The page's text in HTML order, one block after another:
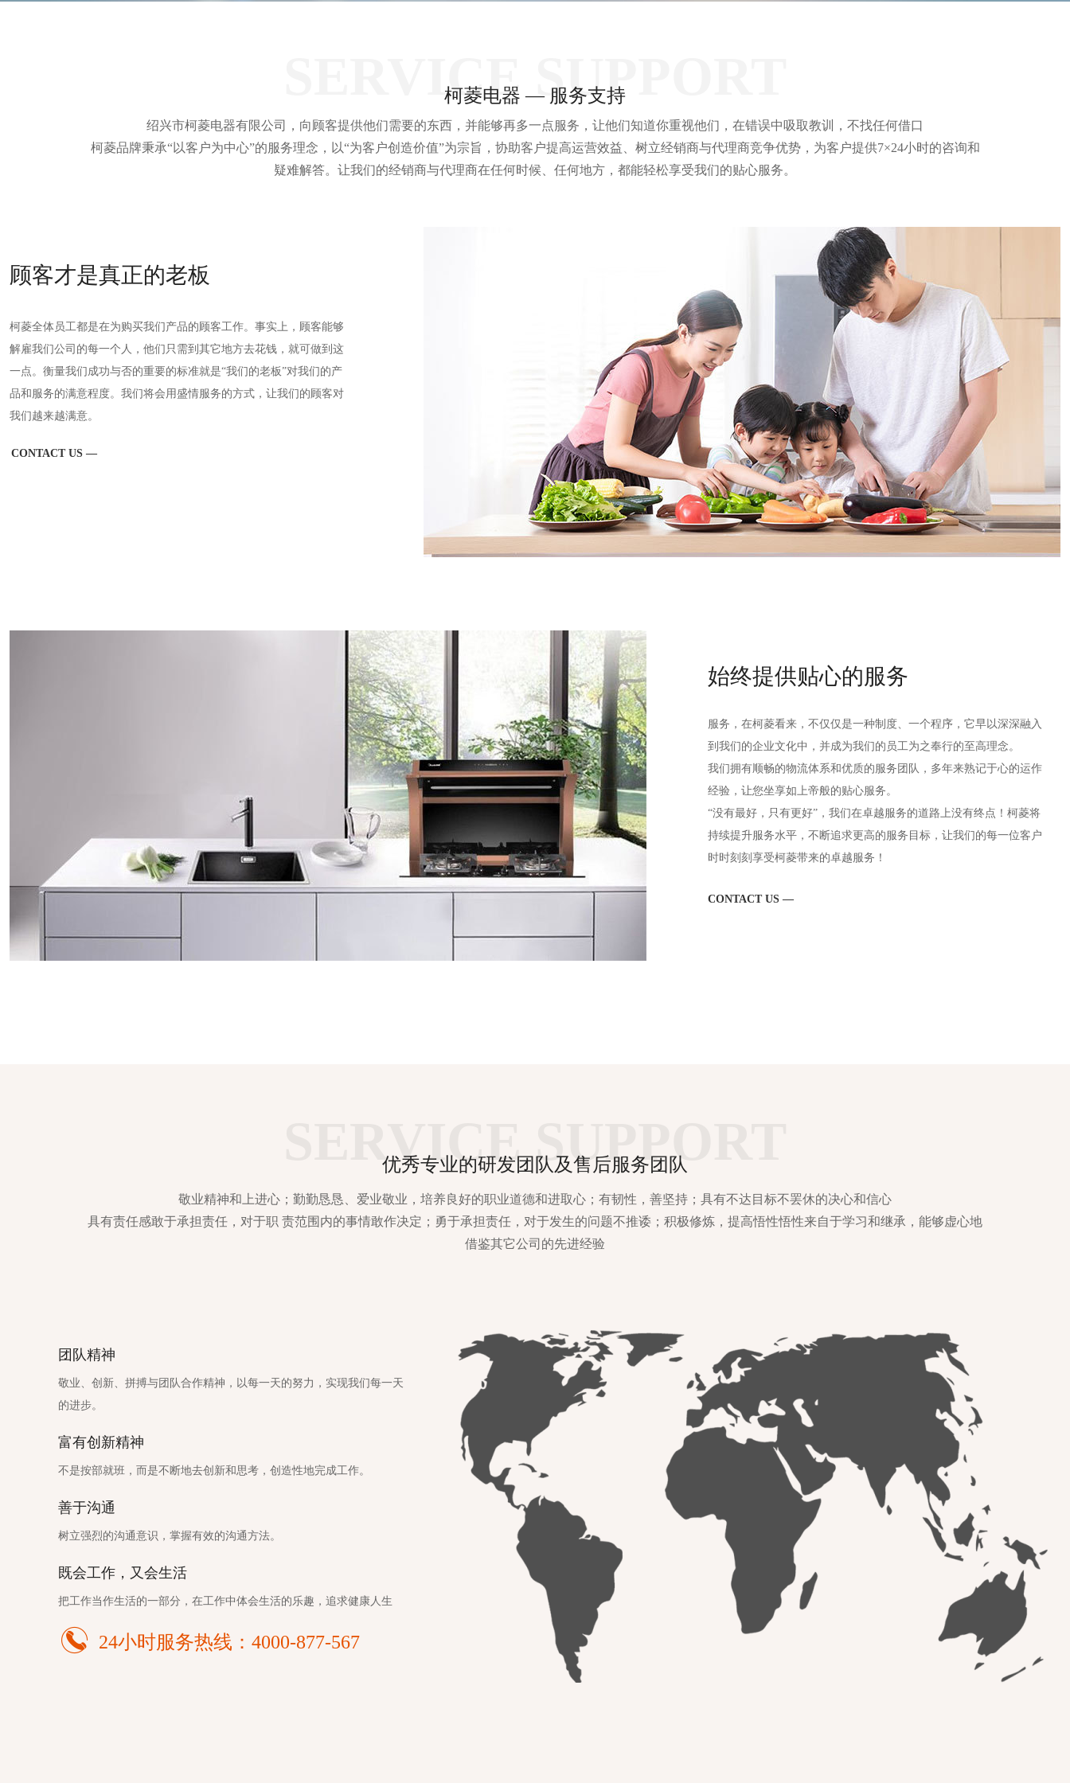
SERVICE SUPPORT
柯菱电器 — 服务支持
绍兴市柯菱电器有限公司，向顾客提供他们需要的东西，并能够再多一点服务，让他们知道你重视他们，在错误中吸取教训，不找任何借口
柯菱品牌秉承“以客户为中心”的服务理念，以“为客户创造价值”为宗旨，协助客户提高运营效益、树立经销商与代理商竞争优势，为客户提供7×24小时的咨询和
疑难解答。让我们的经销商与代理商在任何时候、任何地方，都能轻松享受我们的贴心服务。
顾客才是真正的老板
柯菱全体员工都是在为购买我们产品的顾客工作。事实上，顾客能够
解雇我们公司的每一个人，他们只需到其它地方去花钱，就可做到这
一点。衡量我们成功与否的重要的标准就是“我们的老板”对我们的产
品和服务的满意程度。我们将会用盛情服务的方式，让我们的顾客对
我们越来越满意。
CONTACT US —
始终提供贴心的服务
服务，在柯菱看来，不仅仅是一种制度、一个程序，它早以深深融入
到我们的企业文化中，并成为我们的员工为之奉行的至高理念。
我们拥有顺畅的物流体系和优质的服务团队，多年来熟记于心的运作
经验，让您坐享如上帝般的贴心服务。
“没有最好，只有更好”，我们在卓越服务的道路上没有终点！柯菱将
持续提升服务水平，不断追求更高的服务目标，让我们的每一位客户
时时刻刻享受柯菱带来的卓越服务！
CONTACT US —
SERVICE SUPPORT
优秀专业的研发团队及售后服务团队
敬业精神和上进心；勤勤恳恳、爱业敬业，培养良好的职业道德和进取心；有韧性，善坚持；具有不达目标不罢休的决心和信心
具有责任感敢于承担责任，对于职 责范围内的事情敢作决定；勇于承担责任，对于发生的问题不推诿；积极修炼，提高悟性悟性来自于学习和继承，能够虚心地
借鉴其它公司的先进经验
24小时服务热线：4000-877-567
团队精神
敬业、创新、拼搏与团队合作精神，以每一天的努力，实现我们每一天
的进步。
富有创新精神
不是按部就班，而是不断地去创新和思考，创造性地完成工作。
善于沟通
树立强烈的沟通意识，掌握有效的沟通方法。
既会工作，又会生活
把工作当作生活的一部分，在工作中体会生活的乐趣，追求健康人生